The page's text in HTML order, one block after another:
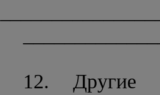
12. Другие